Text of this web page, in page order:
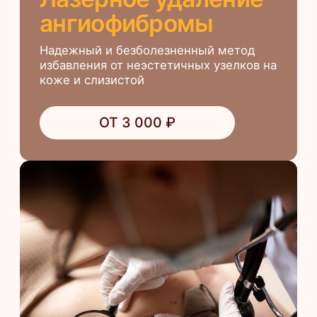
Лазерное удаление
гемангиомы
Малотравматичная и безопасная
процедура, не требующая специальной
подготовки. Методика не вызывает
ОТ 2 800 ₽